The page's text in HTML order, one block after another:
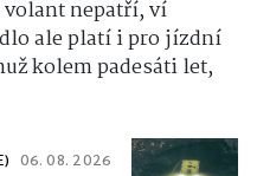
volant nepatří, ví
ale platí i pro jízdní
kolem padesáti let,
06. 08. 2026